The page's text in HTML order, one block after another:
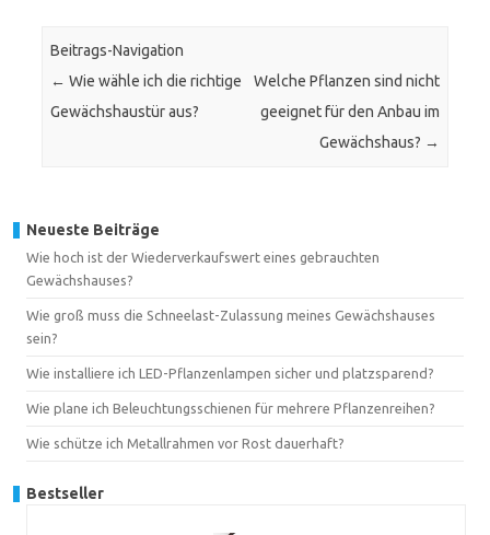
Beitrags-Navigation
← Wie wähle ich die richtige
Gewächshaustür aus?
Welche Pflanzen sind nicht
geeignet für den Anbau im
Gewächshaus? →
Neueste Beiträge
Wie hoch ist der Wiederverkaufswert eines gebrauchten
Gewächshauses?
Wie groß muss die Schneelast-Zulassung meines Gewächshauses
sein?
Wie installiere ich LED-Pflanzenlampen sicher und platzsparend?
Wie plane ich Beleuchtungsschienen für mehrere Pflanzenreihen?
Wie schütze ich Metallrahmen vor Rost dauerhaft?
Bestseller